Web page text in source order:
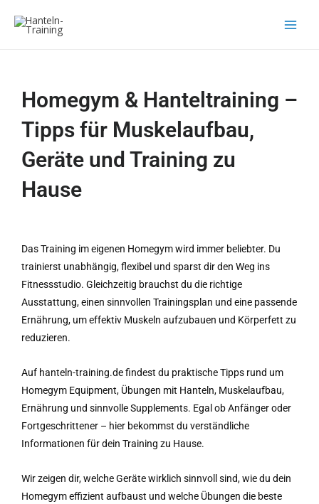
Inhalt
Homegym & Hanteltraining –
Tipps für Muskelaufbau,
Geräte und Training zu
Hause
Das Training im eigenen Homegym wird immer beliebter. Du
trainierst unabhängig, flexibel und sparst dir den Weg ins
Fitnessstudio. Gleichzeitig brauchst du die richtige
Ausstattung, einen sinnvollen Trainingsplan und eine passende
Ernährung, um effektiv Muskeln aufzubauen und Körperfett zu
reduzieren.
Auf hanteln-training.de findest du praktische Tipps rund um
Homegym Equipment, Übungen mit Hanteln, Muskelaufbau,
Ernährung und sinnvolle Supplements. Egal ob Anfänger oder
Fortgeschrittener – hier bekommst du verständliche
Informationen für dein Training zu Hause.
Wir zeigen dir, welche Geräte wirklich sinnvoll sind, wie du dein
Homegym effizient aufbaust und welche Übungen die beste